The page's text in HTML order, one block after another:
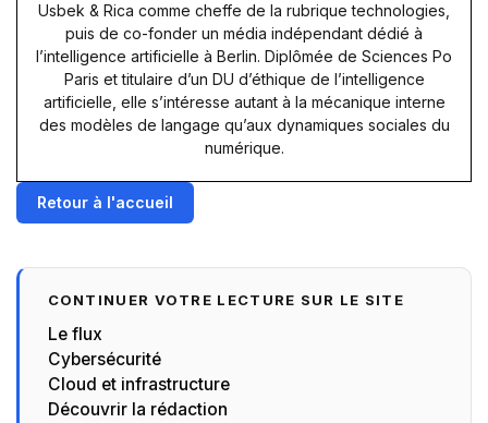
Usbek & Rica comme cheffe de la rubrique technologies,
puis de co-fonder un média indépendant dédié à
l’intelligence artificielle à Berlin. Diplômée de Sciences Po
Paris et titulaire d’un DU d’éthique de l’intelligence
artificielle, elle s’intéresse autant à la mécanique interne
des modèles de langage qu’aux dynamiques sociales du
numérique.
Retour à l'accueil
CONTINUER VOTRE LECTURE SUR LE SITE
Le flux
Cybersécurité
Cloud et infrastructure
Découvrir la rédaction